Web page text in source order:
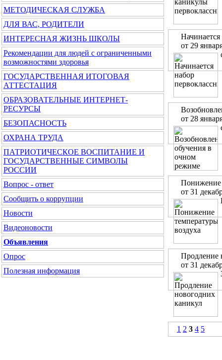
МЕТОДИЧЕСКАЯ СЛУЖБА
ДЛЯ ВАС, РОДИТЕЛИ
ИНТЕРЕСНАЯ ЖИЗНЬ ШКОЛЫ
Рекомендации для людей с ограниченными
возможностями здоровья
ГОСУДАРСТВЕННАЯ ИТОГОВАЯ
АТТЕСТАЦИЯ
ОБРАЗОВАТЕЛЬНЫЕ ИНТЕРНЕТ-
РЕСУРСЫ
БЕЗОПАСНОСТЬ
ОХРАНА ТРУДА
ПАТРИОТИЧЕСКОЕ ВОСПИТАНИЕ И
ГОСУДАРСТВЕННЫЕ СИМВОЛЫ
РОССИИ
Вопрос - ответ
Сообщить о коррупции
Новости
Видеоновости
Объявления
Опрос
Полезная информация
от 29
от 28
Понижение
от 31
Продление
от 31
1 2 3 4 5